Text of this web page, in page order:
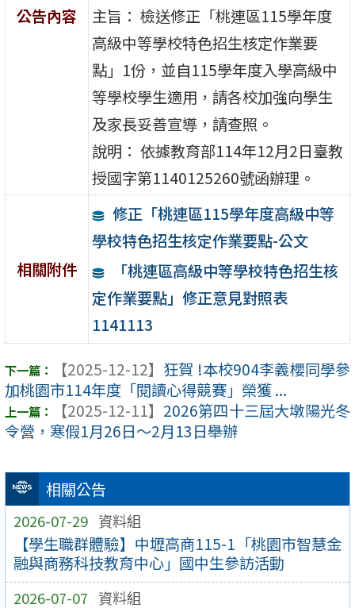
相關公告
2026-07-29 資料組
【學生職群體驗】中壢高商115-1「桃園市智慧金
融與商務科技教育中心」國中生參訪活動
2026-07-07 資料組
公告內容
主旨： 檢送修正「桃連區115學年度
高級中等學校特色招生核定作業要
點」1份，並自115學年度入學高級中
等學校學生適用，請各校加強向學生
及家長妥善宣導，請查照。
說明： 依據教育部114年12月2日臺教
授國字第1140125260號函辦理。
相關附件
修正「桃連區115學年度高級中等
學校特色招生核定作業要點-公文
「桃連區高級中等學校特色招生核
定作業要點」修正意見對照表
1141113
【2025-12-12】 狂賀 !本校904李義櫻同學參
加桃園市114年度「閱讀心得競賽」榮獲 ...
【2025-12-11】 2026第四十三屆大墩陽光冬
令營，寒假1月26日～2月13日舉辦